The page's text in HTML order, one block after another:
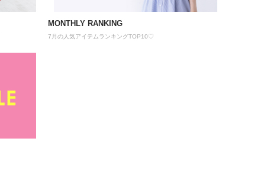
MONTHLY RANKING
7月の人気アイテムランキングTOP10♡